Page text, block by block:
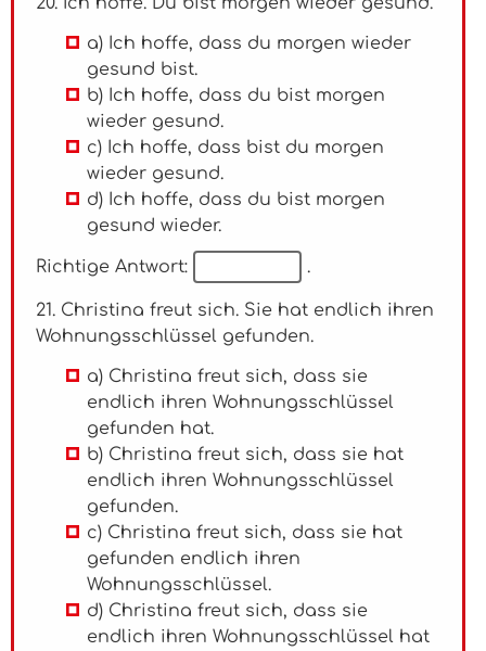
a) Ich hoffe, dass du morgen wieder
gesund bist.
b) Ich hoffe, dass du bist morgen
wieder gesund.
c) Ich hoffe, dass bist du morgen
wieder gesund.
d) Ich hoffe, dass du bist morgen
gesund wieder.
Richtige Antwort: .
21. Christina freut sich. Sie hat endlich ihren
Wohnungsschlüssel gefunden.
a) Christina freut sich, dass sie
endlich ihren Wohnungsschlüssel
gefunden hat.
b) Christina freut sich, dass sie hat
endlich ihren Wohnungsschlüssel
gefunden.
c) Christina freut sich, dass sie hat
gefunden endlich ihren
Wohnungsschlüssel.
d) Christina freut sich, dass sie
endlich ihren Wohnungsschlüssel hat